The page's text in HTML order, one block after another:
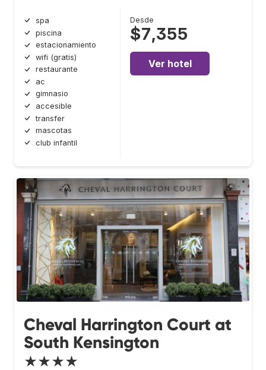
spa
piscina
estacionamiento
wifi (gratis)
restaurante
ac
gimnasio
accesible
transfer
mascotas
club infantil
Desde
$7,355
Ver hotel
Cheval Harrington Court at
South Kensington
★★★★